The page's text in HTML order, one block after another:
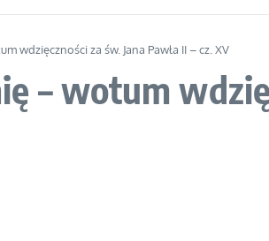
wdzięczności za św. Jana Pawła II – cz. XV
– wotum